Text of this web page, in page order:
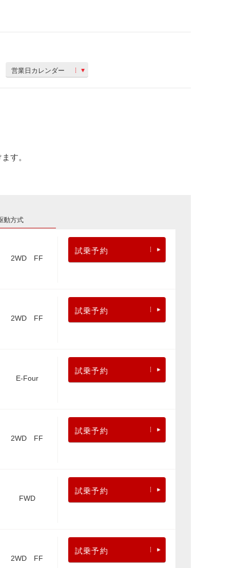
営業日カレンダー
す。
動方式
2WD FF
試乗予約
2WD FF
試乗予約
E-Four
試乗予約
2WD FF
試乗予約
FWD
試乗予約
2WD FF
試乗予約